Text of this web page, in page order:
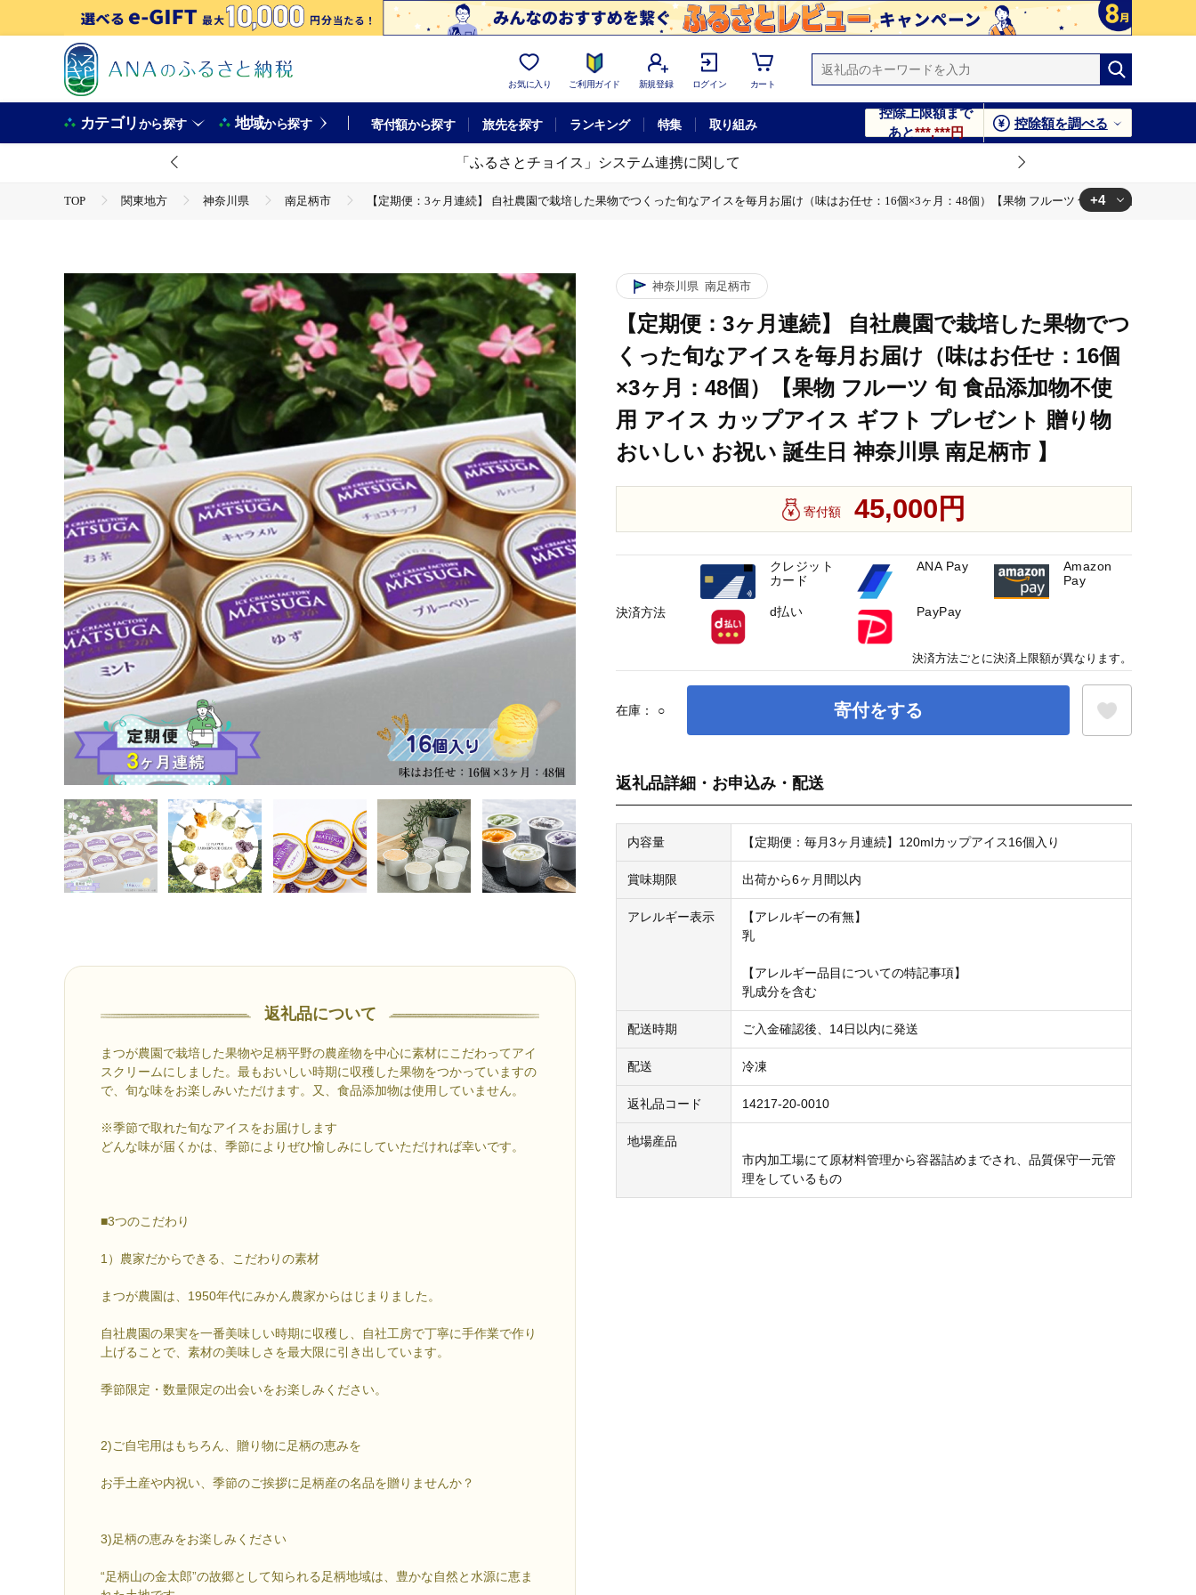
お気に入り ご利用ガイド 新規登録 ログイン カート
カテゴリから探す 地域から探す 寄付額から探す 旅先を探す ランキング 特集 取り組み
控除上限額まで
あと***,***円
控除額を調べる
「ふるさとチョイス」システム連携に関して
TOP 関東地方 神奈川県 南足柄市
【定期便：3ヶ月連続】 自社農園で栽培した果物でつくった旬なアイスを毎月お届け（味はお任せ：16個×3ヶ月：48個）【果物 フルーツ 旬 食品添加物不使
【定期便：3ヶ月連続】 自社農園で栽培した果物でつくった旬なアイスを毎月お届け（味はお任せ：16個×3ヶ月：48個）【果物 フルーツ 旬 食品添加物不使用 アイス カップアイス ギフト プレゼント 贈り
物 おいしい お祝い 誕生日 神奈川県 南足柄市 】
TOP
卵・乳製品
【定期便：3ヶ月連続】 自社農園で栽培した果物でつくった旬なアイスを毎月お届け（味はお任せ：16個×3ヶ月：48個）【果物 フルーツ 旬 食品添加物不使用 アイス カップアイス ギフト プレゼント 贈り
物 おいしい お祝い 誕生日 神奈川県 南足柄市 】
TOP
卵・乳製品
アイスクリーム
【定期便：3ヶ月連続】 自社農園で栽培した果物でつくった旬なアイスを毎月お届け（味はお任せ：16個×3ヶ月：48個）【果物 フルーツ 旬 食品添加物不使用 アイス カップアイス ギフト プレゼント 贈り
物 おいしい お祝い 誕生日 神奈川県 南足柄市 】
+4
返礼品について
まつが農園で栽培した果物や足柄平野の農産物を中心に素材にこだわってアイ
スクリームにしました。最もおいしい時期に収穫した果物をつかっていますの
で、旬な味をお楽しみいただけます。又、食品添加物は使用していません。
※季節で取れた旬なアイスをお届けします
どんな味が届くかは、季節によりぜひ愉しみにしていただければ幸いです。
■3つのこだわり
1）農家だからできる、こだわりの素材
まつが農園は、1950年代にみかん農家からはじまりました。
自社農園の果実を一番美味しい時期に収穫し、自社工房で丁寧に手作業で作り
上げることで、素材の美味しさを最大限に引き出しています。
季節限定・数量限定の出会いをお楽しみください。
2)ご自宅用はもちろん、贈り物に足柄の恵みを
お手土産や内祝い、季節のご挨拶に足柄産の名品を贈りませんか？
3)足柄の恵みをお楽しみください
“足柄山の金太郎”の故郷として知られる足柄地域は、豊かな自然と水源に恵ま
神奈川県 南足柄市
【定期便：3ヶ月連続】 自社農園で栽培した果物でつ
くった旬なアイスを毎月お届け（味はお任せ：16個
×3ヶ月：48個）【果物 フルーツ 旬 食品添加物不使
用 アイス カップアイス ギフト プレゼント 贈り物
おいしい お祝い 誕生日 神奈川県 南足柄市 】
寄付額 45,000円
在庫： ○ 寄付をする
返礼品詳細・お申込み・配送
内容量 【定期便：毎月3ヶ月連続】120mlカップアイス16個入り
賞味期限 出荷から6ヶ月間以内
アレルギー表示
【アレルギーの有無】
乳
【アレルギー品目についての特記事項】
乳成分を含む
配送時期 ご入金確認後、14日以内に発送
配送 冷凍
返礼品コード 14217-20-0010
地場産品
市内加工場にて原材料管理から容器詰めまでされ、品質保守一元管
理をしているもの
決済方法
クレジット
カード
ANA Pay
Amazon
Pay
d払い PayPay
決済方法ごとに決済上限額が異なります。